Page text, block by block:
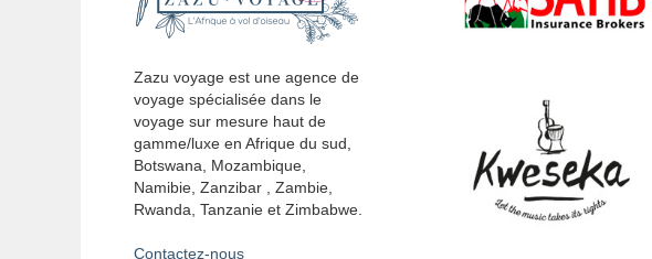
Zazu voyage est une agence de
voyage spécialisée dans le
voyage sur mesure haut de
gamme/luxe en Afrique du sud,
Botswana, Mozambique,
Namibie, Zanzibar , Zambie,
Rwanda, Tanzanie et Zimbabwe.
Contactez-nous